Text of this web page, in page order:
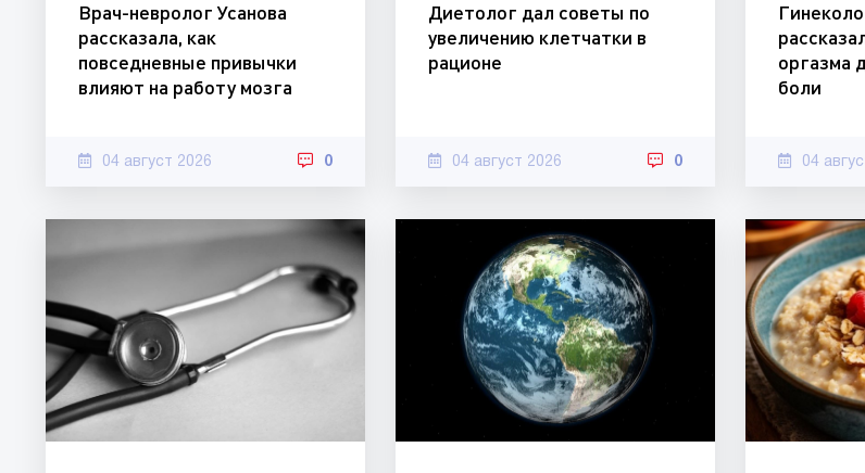
Врач-невролог Усанова
рассказала, как
повседневные привычки
влияют на работу мозга
04 август 2026 0
Диетолог дал советы по
увеличению клетчатки в
рационе
04 август 2026 0
оргазма
боли
04